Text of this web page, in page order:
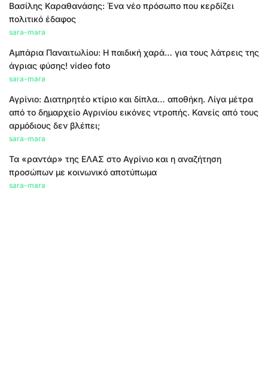
Βασίλης Καραθανάσης: Ένα νέο πρόσωπο που κερδίζει
πολιτικό έδαφος
sara-mara
Αμπάρια Παναιτωλίου: Η παιδική χαρά… για τους λάτρεις της
άγριας φύσης! video foto
sara-mara
Αγρίνιο: Διατηρητέο κτίριο και δίπλα… αποθήκη. Λίγα μέτρα
από το δημαρχείο Αγρινίου εικόνες ντροπής. Κανείς από τους
αρμόδιους δεν βλέπει;
sara-mara
Τα «ραντάρ» της ΕΛΑΣ στο Αγρίνιο και η αναζήτηση
προσώπων με κοινωνικό αποτύπωμα
sara-mara